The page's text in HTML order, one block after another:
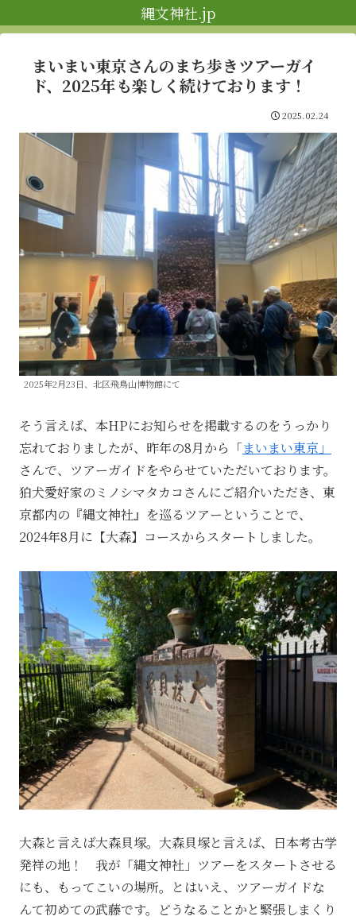
縄文神社.jp
まいまい東京さんのまち歩きツアーガイ
ド、2025年も楽しく続けております！
2025.02.24
2025年2月23日、北区飛鳥山博物館にて
そう言えば、本HPにお知らせを掲載するのをうっかり
忘れておりましたが、昨年の8月から「まいまい東京」
さんで、ツアーガイドをやらせていただいております。
狛犬愛好家のミノシマタカコさんにご紹介いただき、東
京都内の『縄文神社』を巡るツアーということで、
2024年8月に【大森】コースからスタートしました。
大森と言えば大森貝塚。大森貝塚と言えば、日本考古学
発祥の地！ 我が「縄文神社」ツアーをスタートさせる
にも、もってこいの場所。とはいえ、ツアーガイドな
んて初めての武藤です。どうなることかと緊張しまくり